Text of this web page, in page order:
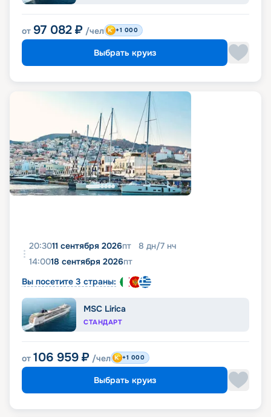
от 97 082 ₽ /чел +1 000
Выбрать круиз
20:3011 сентября 2026пт 8 дн/7 нч
14:0018 сентября 2026пт
Вы посетите 3 страны:
MSC Lirica
СТАНДАРТ
от 106 959 ₽ /чел +1 000
Выбрать круиз